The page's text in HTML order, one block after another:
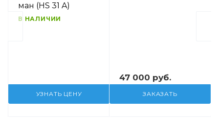
ман (HS 31 A)
В НАЛИЧИИ
УЗНАТЬ ЦЕНУ
47 000 руб.
ЗАКАЗАТЬ